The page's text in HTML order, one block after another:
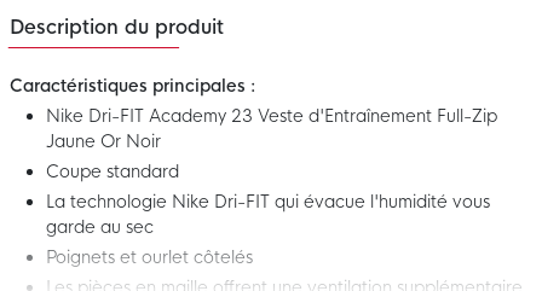
Description du produit
Caractéristiques principales :
Nike Dri-FIT Academy 23 Veste d'Entraînement Full-Zip
Jaune Or Noir
Coupe standard
La technologie Nike Dri-FIT qui évacue l'humidité vous
garde au sec
Poignets et ourlet côtelés